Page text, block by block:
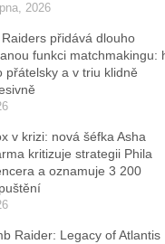
2026
přidává dlouho
funkci matchmakingu:
přátelsky a v triu klidně
v krizi: nová šéfka Asha
kritizuje strategii Phila
a oznamuje 3 200
Raider: Legacy of Atlantis